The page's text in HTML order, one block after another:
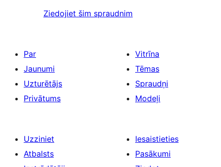
Ziedojiet šim spraudnim
Par
Jaunumi
Uzturētājs
Privātums
Vitrīna
Tēmas
Spraudņi
Modeļi
Uzziniet
Atbalsts
Iesaistieties
Pasākumi